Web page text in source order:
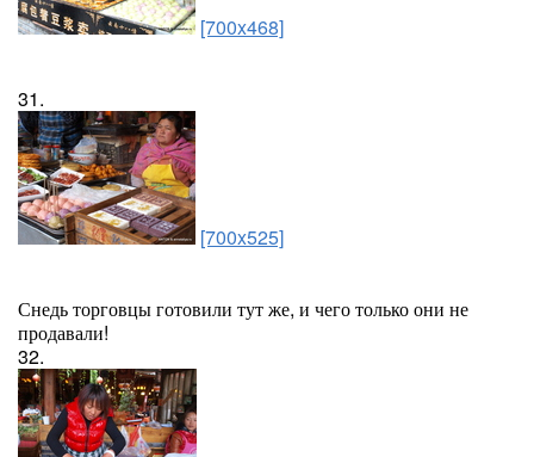
[700x468]
31.
[700x525]
Снедь торговцы готовили тут же, и чего только они не
продавали!
32.